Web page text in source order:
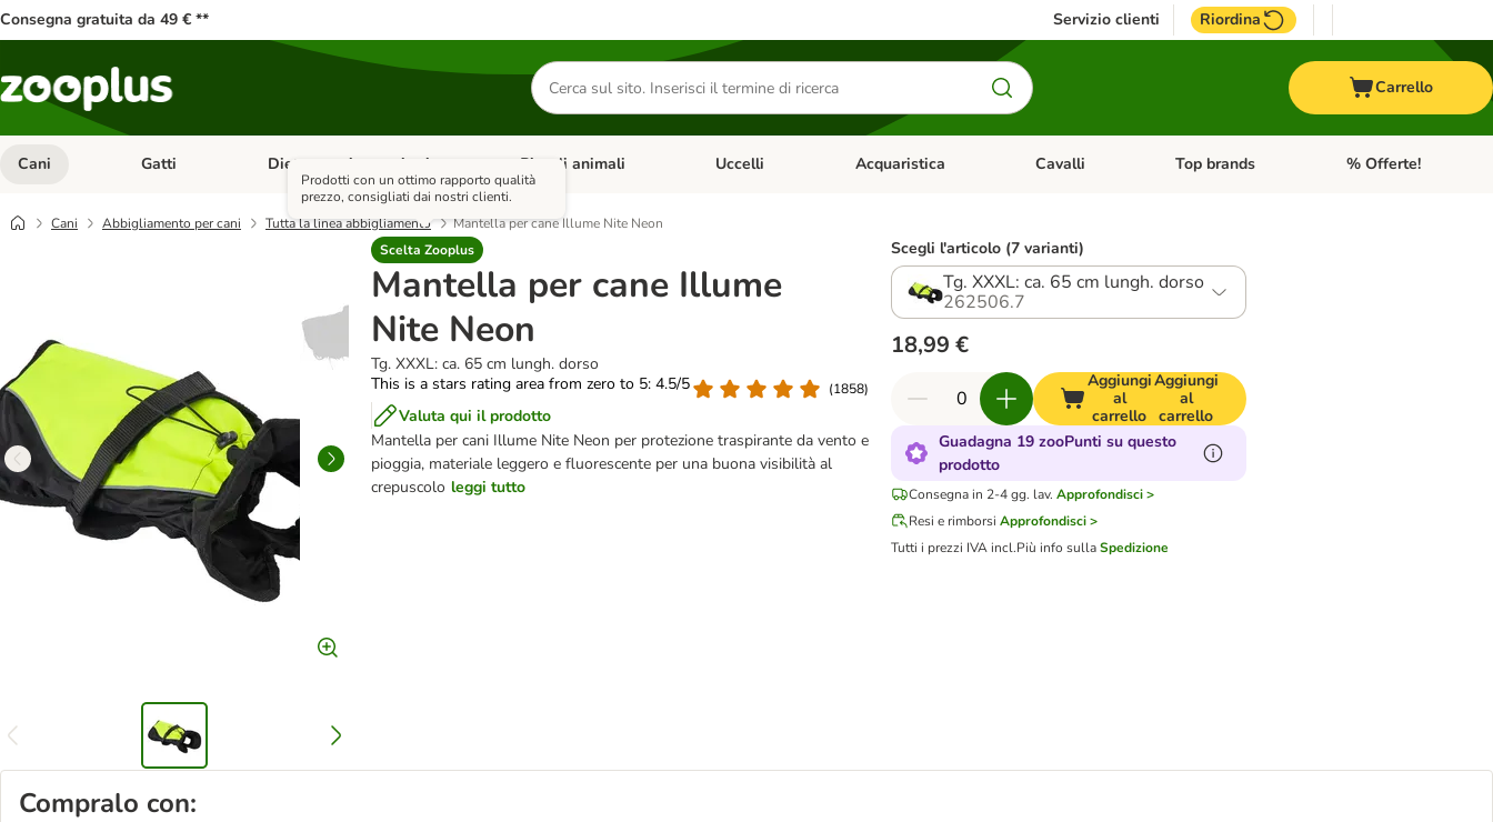
Consegna gratuita da 49 € ** Servizio clienti Riordina
Cerca
prodotti
Carrello
Cani Apri Menu Categoria: Cani
Gatti Apri Menu Categoria: Gatti
Diete e antiparassitari Apri Menu Categoria: Diete e antiparassitari
Piccoli animali Apri Menu Categoria: Piccoli animali
Uccelli Apri Menu Categoria: Uccelli
Acquaristica Apri Menu Categoria: Acquaristica
Cavalli Apri Menu Categoria: Cavalli
Top brands Apri Menu Categoria:
% Offerte!
Cani Abbigliamento per cani Tutta la linea abbigliamento
Mantella per cane Illume Nite Neon
Scelta Zooplus
Prodotti con un ottimo rapporto qualità
prezzo, consigliati dai nostri clienti.
Mantella per cane Illume
Nite Neon
Tg. XXXL: ca. 65 cm lungh. dorso
This is a stars rating area from zero to 5: 4.5/5
(1858)
Valuta qui il prodotto
Mantella per cani Illume Nite Neon per protezione traspirante da vento e
pioggia, materiale leggero e fluorescente per una buona visibilità al
crepuscolo leggi tutto
Scegli l'articolo (7 varianti)
Tg. XXXL: ca. 65 cm lungh. dorso
262506.7
18,99 €
Aggiungi
al
carrello
Aggiungi
al
carrello
Guadagna 19 zooPunti su questo
prodotto
Consegna in 2-4 gg. lav. Approfondisci >
Resi e rimborsi Approfondisci >
Tutti i prezzi IVA incl.Più info sullaSpedizione
Compralo con: